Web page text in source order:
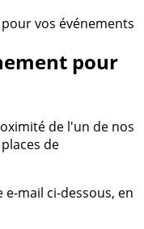
vos événements
pour
de l'un de nos
de
mail ci-dessous, en